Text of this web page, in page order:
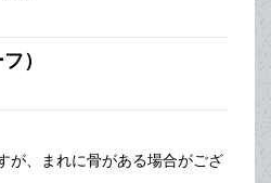
）
が、まれに骨がある場合がござ